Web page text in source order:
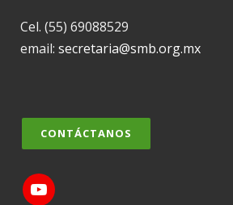
Cel. (55) 69088529
email: secretaria@smb.org.mx
CONTÁCTANOS